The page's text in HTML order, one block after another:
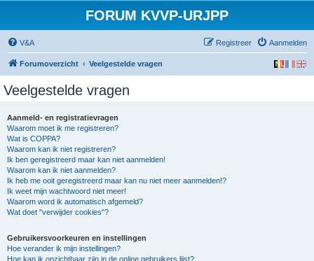
FORUM KVVP-URJPP
V&A Aanmelden
Registreer
Forumoverzicht Veelgestelde vragen
Veelgestelde vragen
Aanmeld- en registratievragen
Waarom moet ik me registreren?
Wat is COPPA?
Waarom kan ik niet registreren?
Ik ben geregistreerd maar kan niet aanmelden!
Waarom kan ik niet aanmelden?
Ik heb me ooit geregistreerd maar kan nu niet meer aanmelden!?
Ik weet mijn wachtwoord niet meer!
Waarom word ik automatisch afgemeld?
Wat doet "verwijder cookies"?
Gebruikersvoorkeuren en instellingen
Hoe verander ik mijn instellingen?
Hoe kan ik onzichtbaar zijn in de online gebruikers lijst?